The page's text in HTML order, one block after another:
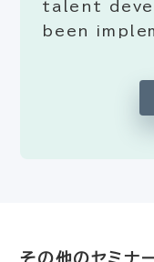
talent
been
その他のセミナ